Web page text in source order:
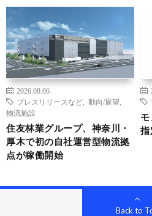
2026.08.06
プレスリリースなど
動向/展望
物流施設
住友林業グループ、神奈川・
厚木で初の自社運営型物流拠
点が稼働開始
指
Back to